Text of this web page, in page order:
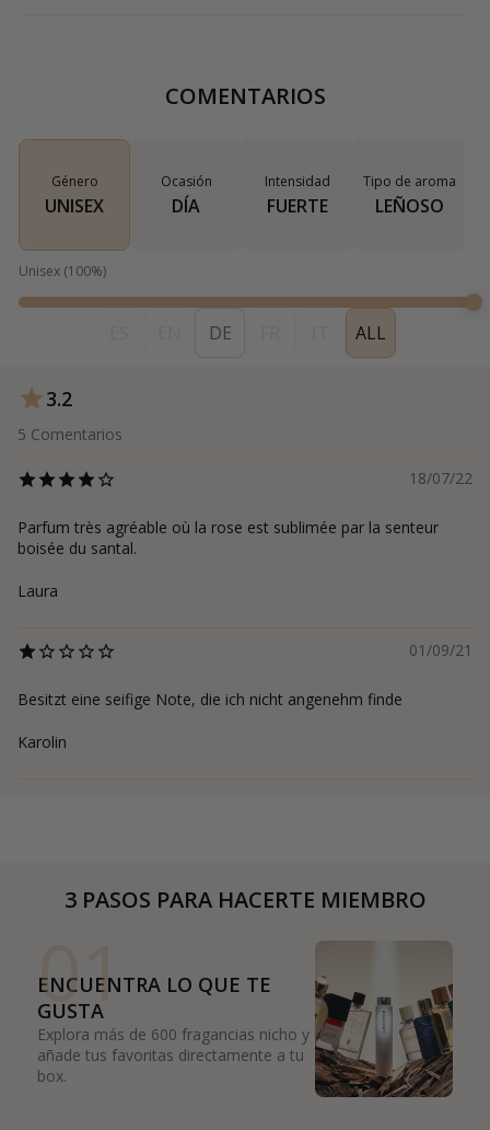
COMENTARIOS
Género
UNISEX
Ocasión
DÍA
Intensidad
FUERTE
Tipo de aroma
LEÑOSO
Unisex (100%)
DE ALL
3.2
5 Comentarios
18/07/22
Parfum très agréable où la rose est sublimée par la senteur
boisée du santal.
Laura
01/09/21
Besitzt eine seifige Note, die ich nicht angenehm finde
Karolin
3 PASOS PARA HACERTE MIEMBRO
01
ENCUENTRA LO QUE TE
GUSTA
Explora más de 600 fragancias nicho y
añade tus favoritas directamente a tu
box.